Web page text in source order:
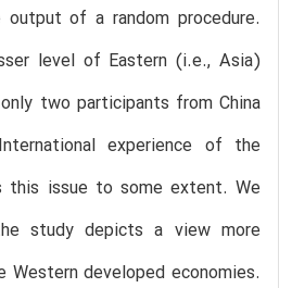
output of a random procedure.
level of Eastern (i.e., Asia)
two participants from China
experience of the
this issue to some extent. We
study depicts a view more
developed economies.